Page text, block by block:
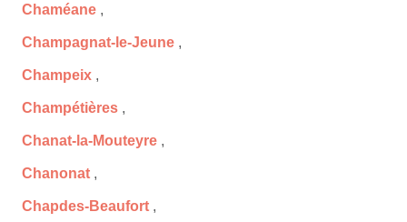
Chaméane ,
Champagnat-le-Jeune ,
Champeix ,
Champétières ,
Chanat-la-Mouteyre ,
Chanonat ,
Chapdes-Beaufort ,